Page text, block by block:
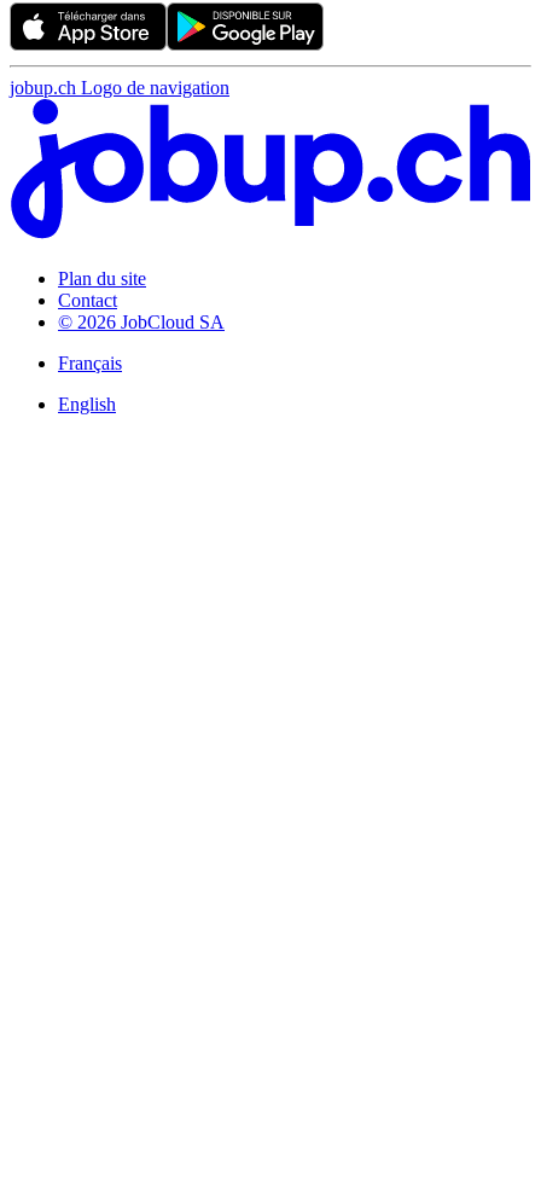
jobup.ch Logo de navigation
Plan du site
Contact
© 2026 JobCloud SA
Français
English